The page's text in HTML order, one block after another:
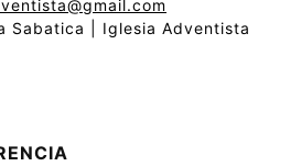
Sabatica | Iglesia Adventista